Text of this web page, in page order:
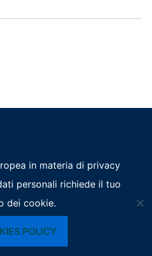
56 - Pordenone
© 2026 Az. Spec.
ConCentro
in materia di privacy
personali richiede il tuo
dei cookie.
POLICY